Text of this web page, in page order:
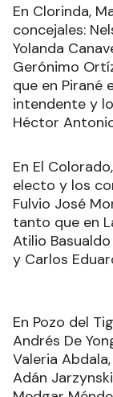
En Clorinda,
concejales:
Yolanda
Gerónimo
que en Pirané
intendente y
Héctor
En El
electo y los
Fulvio José
tanto que en
Atilio
y Carlos
En Pozo del
Andrés De
Valeria
Adán